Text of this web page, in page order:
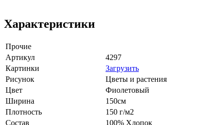
Характеристики
Прочие
Артикул
4297
Картинки
Загрузить
Рисунок
Цветы и растения
Цвет
Фиолетовый
Ширина
150см
Плотность
150 г/м2
Состав
100% Хлопок